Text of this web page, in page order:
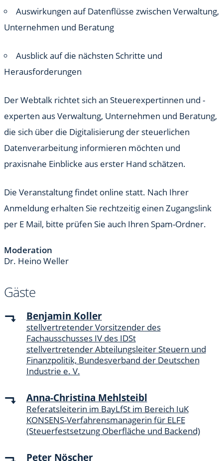
Auswirkungen auf Datenflüsse zwischen Verwaltung,
Unternehmen und Beratung
Ausblick auf die nächsten Schritte und
Herausforderungen
Der Webtalk richtet sich an Steuerexpertinnen und -
experten aus Verwaltung, Unternehmen und Beratung,
die sich über die Digitalisierung der steuerlichen
Datenverarbeitung informieren möchten und
praxisnahe Einblicke aus erster Hand schätzen.
Die Veranstaltung findet online statt. Nach Ihrer
Anmeldung erhalten Sie rechtzeitig einen Zugangslink
per E Mail, bitte prüfen Sie auch Ihren Spam-Ordner.
Moderation
Dr. Heino Weller
Gäste
Benjamin Koller
stellvertretender Vorsitzender des
Fachausschusses IV des IDSt
stellvertretender Abteilungsleiter Steuern und
Finanzpolitik, Bundesverband der Deutschen
Industrie e. V.
Anna-Christina Mehlsteibl
Referatsleiterin im BayLfSt im Bereich IuK
KONSENS-Verfahrensmanagerin für ELFE
(Steuerfestsetzung Oberfläche und Backend)
Peter Nöscher